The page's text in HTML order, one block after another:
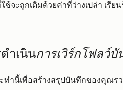
ช้จะถูกเติมด้วยค่าที่ว่างเปล่า เรียน
ำเนินการเวิร์กโฟลว์
ทำนี้เพื่อสร้างสรุปบันทึกของคุณร